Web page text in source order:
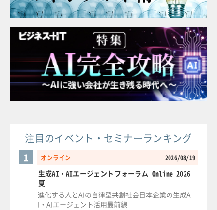
注目のイベント・セミナーランキング
オンライン 2026/08/19
1
生成AI・AIエージェントフォーラム Online 2026
夏
進化する人とAIの自律型共創社会日本企業の生成A
I・AIエージェント活用最前線